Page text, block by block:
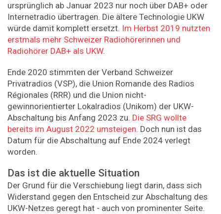
ursprünglich ab Januar 2023 nur noch über DAB+ oder
Internetradio übertragen. Die ältere Technologie UKW
würde damit komplett ersetzt. Im Herbst 2019 nutzten
erstmals mehr Schweizer Radiohörerinnen und
Radiohörer DAB+ als UKW.
Ende 2020 stimmten der Verband Schweizer
Privatradios (VSP), die Union Romande des Radios
Régionales (RRR) und die Union nicht-
gewinnorientierter Lokalradios (Unikom) der UKW-
Abschaltung bis Anfang 2023 zu. Die SRG wollte
bereits im August 2022 umsteigen. Doch nun ist das
Datum für die Abschaltung auf Ende 2024 verlegt
worden.
Das ist die aktuelle Situation
Der Grund für die Verschiebung liegt darin, dass sich
Widerstand gegen den Entscheid zur Abschaltung des
UKW-Netzes geregt hat - auch von prominenter Seite.